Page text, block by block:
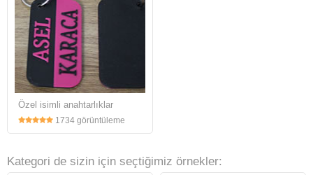
Özel isimli anahtarlıklar
1734 görüntüleme
Kategori de sizin için seçtiğimiz örnekler: